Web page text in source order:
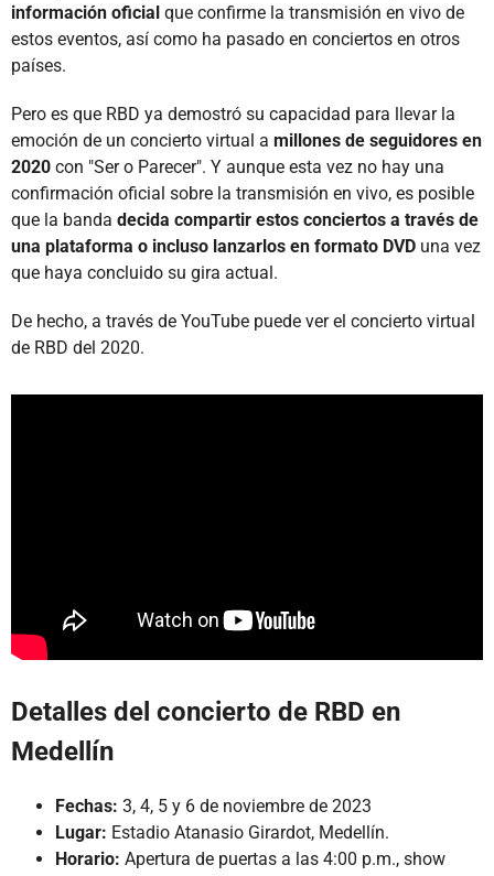
información oficial que confirme la transmisión en vivo de
estos eventos, así como ha pasado en conciertos en otros
países.
Pero es que RBD ya demostró su capacidad para llevar la
emoción de un concierto virtual a millones de seguidores en
2020 con "Ser o Parecer". Y aunque esta vez no hay una
confirmación oficial sobre la transmisión en vivo, es posible
que la banda decida compartir estos conciertos a través de
una plataforma o incluso lanzarlos en formato DVD una vez
que haya concluido su gira actual.
De hecho, a través de YouTube puede ver el concierto virtual
de RBD del 2020.
Detalles del concierto de RBD en
Medellín
Fechas: 3, 4, 5 y 6 de noviembre de 2023
Lugar: Estadio Atanasio Girardot, Medellín.
Horario: Apertura de puertas a las 4:00 p.m., show